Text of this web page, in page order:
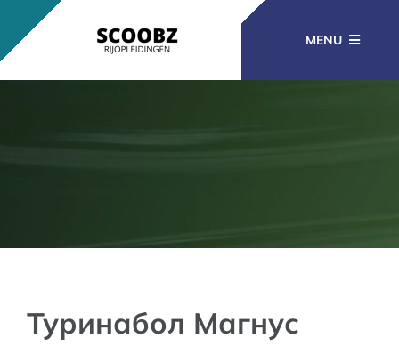
naar
inhoud
MENU
Туринабол Магнус